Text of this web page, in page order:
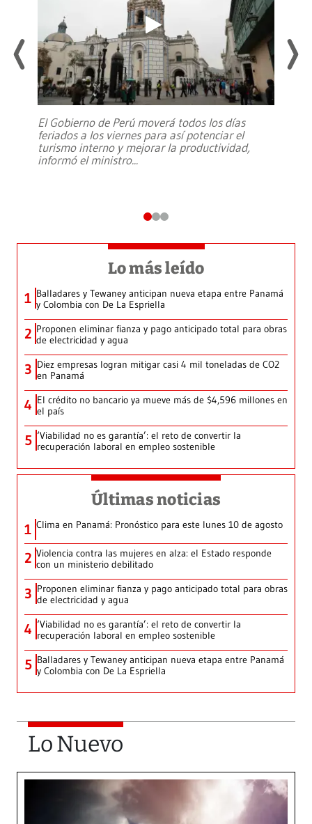
El Gobierno de Perú moverá todos los días
feriados a los viernes para así potenciar el
turismo interno y mejorar la productividad,
informó el ministro...
Lo más leído
1 Balladares y Tewaney anticipan nueva etapa entre Panamá
y Colombia con De La Espriella
2 Proponen eliminar fianza y pago anticipado total para obras
de electricidad y agua
3 Diez empresas logran mitigar casi 4 mil toneladas de CO2
en Panamá
4 El crédito no bancario ya mueve más de $4,596 millones en
el país
5 ‘Viabilidad no es garantía’: el reto de convertir la
recuperación laboral en empleo sostenible
Últimas noticias
1 Clima en Panamá: Pronóstico para este lunes 10 de agosto
2 Violencia contra las mujeres en alza: el Estado responde
con un ministerio debilitado
3 Proponen eliminar fianza y pago anticipado total para obras
de electricidad y agua
4 ‘Viabilidad no es garantía’: el reto de convertir la
recuperación laboral en empleo sostenible
5 Balladares y Tewaney anticipan nueva etapa entre Panamá
y Colombia con De La Espriella
Lo Nuevo